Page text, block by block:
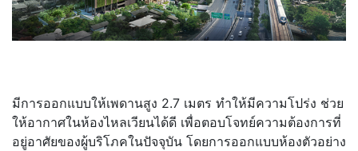
มีการออกแบบให้เพดานสูง 2.7 เมตร ทำให้มีความโปร่ง ช่วย
ให้อากาศในห้องไหลเวียนได้ดี เพื่อตอบโจทย์ความต้องการที่
อยู่อาศัยของผู้บริโภคในปัจจุบัน โดยการออกแบบห้องตัวอย่าง